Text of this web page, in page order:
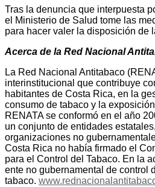
Tras la denuncia que interpuesta
el Ministerio de Salud tome las
para hacer valer la disposición de
Acerca de la Red Nacional
La Red Nacional Antitabaco
interinstitucional que contribuye
habitantes de Costa Rica, en la
consumo de tabaco y la
RENATA se conformó en el año
un conjunto de entidades
organizaciones no
Costa Rica no había firmado el
para el Control del Tabaco. En la
ente no gubernamental de control
tabaco.